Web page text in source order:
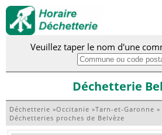
Veuillez taper le nom d'une
Déchetterie
Déchetterie »Occitanie »Tarn-et-Garonne »
Déchetteries proches de Belvèze